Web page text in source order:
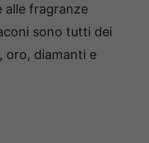
alle fragranze
sono tutti dei
oro, diamanti e